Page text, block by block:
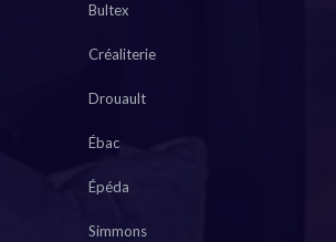
Bultex
Créaliterie
Drouault
Ébac
Épéda
Simmons